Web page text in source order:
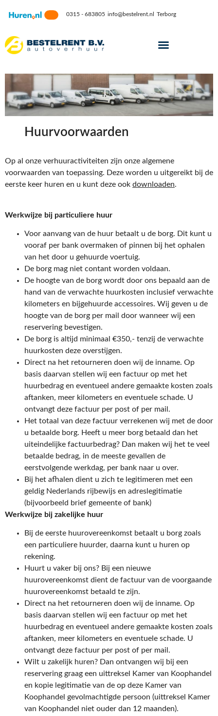
0315 - 683805 info@bestelrent.nl Terborg
Huurvoorwaarden
Op al onze verhuuractiviteiten zijn onze algemene
voorwaarden van toepassing. Deze worden u uitgereikt bij de
eerste keer huren en u kunt deze ook downloaden.
Werkwijze bij particuliere huur
Voor aanvang van de huur betaalt u de borg. Dit kunt u
vooraf per bank overmaken of pinnen bij het ophalen
van het door u gehuurde voertuig.
De borg mag niet contant worden voldaan.
De hoogte van de borg wordt door ons bepaald aan de
hand van de verwachte huurkosten inclusief verwachte
kilometers en bijgehuurde accessoires. Wij geven u de
hoogte van de borg per mail door wanneer wij een
reservering bevestigen.
De borg is altijd minimaal €350,- tenzij de verwachte
huurkosten deze overstijgen.
Direct na het retourneren doen wij de inname. Op
basis daarvan stellen wij een factuur op met het
huurbedrag en eventueel andere gemaakte kosten zoals
aftanken, meer kilometers en eventuele schade. U
ontvangt deze factuur per post of per mail.
Het totaal van deze factuur verrekenen wij met de door
u betaalde borg. Heeft u meer borg betaald dan het
uiteindelijke factuurbedrag? Dan maken wij het te veel
betaalde bedrag, in de meeste gevallen de
eerstvolgende werkdag, per bank naar u over.
Bij het afhalen dient u zich te legitimeren met een
geldig Nederlands rijbewijs en adreslegitimatie
(bijvoorbeeld brief gemeente of bank)
Werkwijze bij zakelijke huur
Bij de eerste huurovereenkomst betaalt u borg zoals
een particuliere huurder, daarna kunt u huren op
rekening.
Huurt u vaker bij ons? Bij een nieuwe
huurovereenkomst dient de factuur van de voorgaande
huurovereenkomst betaald te zijn.
Direct na het retourneren doen wij de inname. Op
basis daarvan stellen wij een factuur op met het
huurbedrag en eventueel andere gemaakte kosten zoals
aftanken, meer kilometers en eventuele schade. U
ontvangt deze factuur per post of per mail.
Wilt u zakelijk huren? Dan ontvangen wij bij een
reservering graag een uittreksel Kamer van Koophandel
en kopie legitimatie van de op deze Kamer van
Koophandel gevolmachtigde persoon (uittreksel Kamer
van Koophandel niet ouder dan 12 maanden).